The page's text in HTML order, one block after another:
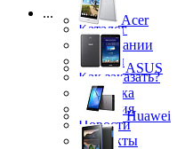
...
Каталог
О компании
Бренды
Как заказать?
Доставка
Гарантия
Новости
Контакты
Acer
ASUS
Huawei